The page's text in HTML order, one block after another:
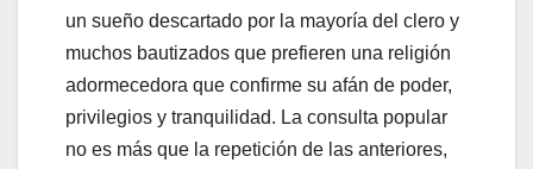
un sueño descartado por la mayoría del clero y
muchos bautizados que prefieren una religión
adormecedora que confirme su afán de poder,
privilegios y tranquilidad. La consulta popular
no es más que la repetición de las anteriores,